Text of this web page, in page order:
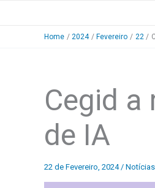
Home 2024 Fevereiro 22
Cegid a
de IA
22 de Fevereiro, 2024 / Notícias